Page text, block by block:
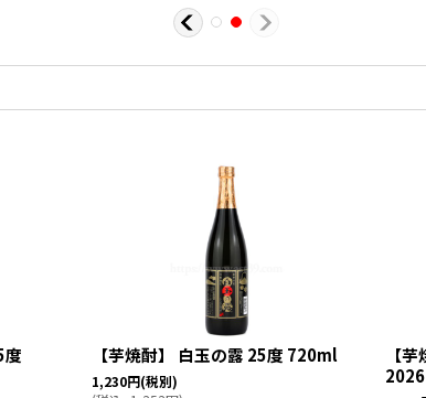
度
【芋焼酎】 白玉の露 25度 720ml
1,230円(税別)
【